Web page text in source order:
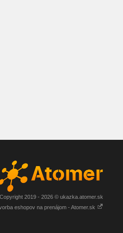
Copyright 2019 - 2026 © ukazka.atomer.sk
eshopov na prenájom - Atomer.sk